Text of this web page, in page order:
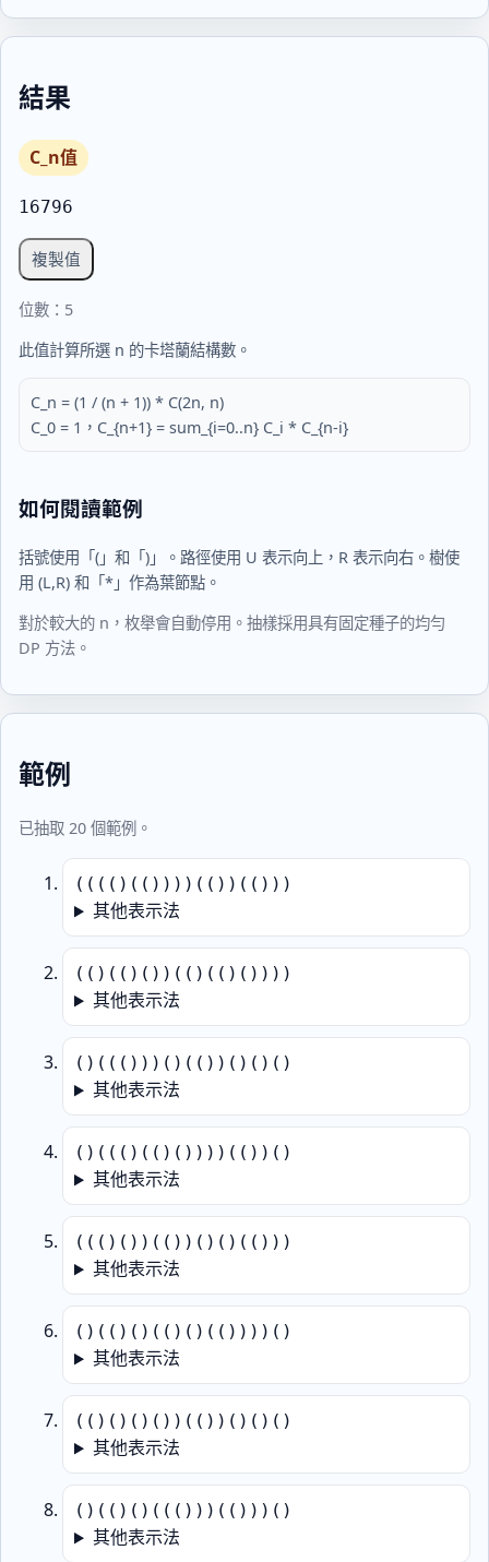
結果
C_n值
16796
複製值
位數：5
此值計算所選 n 的卡塔蘭結構數。
C_n = (1 / (n + 1)) * C(2n, n)
C_0 = 1，C_{n+1} = sum_{i=0..n} C_i * C_{n-i}
如何閱讀範例
括號使用「(」和「)」。路徑使用 U 表示向上，R 表示向右。樹使
用 (L,R) 和「*」作為葉節點。
對於較大的 n，枚舉會自動停用。抽樣採用具有固定種子的均勻
DP 方法。
範例
已抽取 20 個範例。
(((()(())))(())(()))
其他表示法
(()(()())(()(()())))
其他表示法
()((()))()(())()()()
其他表示法
()((()(()())))(())()
其他表示法
((()())(())()()(()))
其他表示法
()(()()(()()(())))()
其他表示法
(()()()())(())()()()
其他表示法
()(()()((()))(()))()
其他表示法